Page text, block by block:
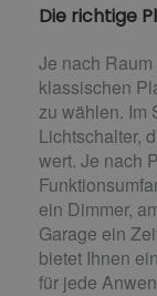
Die richtige
Je nach
klassischen
zu wählen. Im
Lichtschalter,
wert. Je nach
ein Dimmer,
Garage ein
bietet Ihnen
für jede